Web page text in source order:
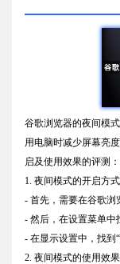
谷歌浏览器的夜间模
用电脑时减少屏幕亮
启及使用效果的评测：
1. 夜间模式的开启方式
- 首先，需要在谷歌浏
- 然后，在设置菜单中
- 在显示设置中，找到
2. 夜间模式的使用效果